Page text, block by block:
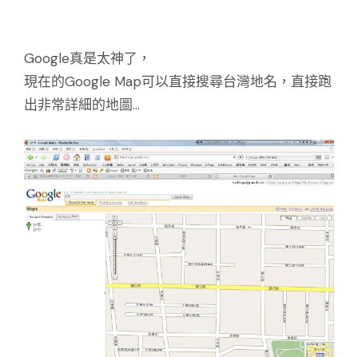
Google真是太神了，
現在的Google Map可以直接搜尋台灣地名，直接跑
出非常詳細的地圖...